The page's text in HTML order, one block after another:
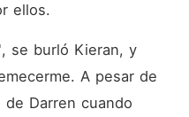
ellos.
se burló Kieran, y
A pesar de
Darren cuando